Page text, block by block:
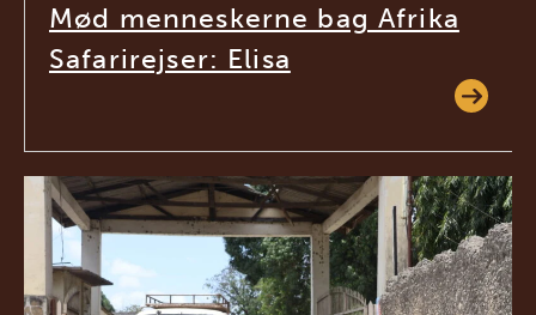
Mød menneskerne bag Afrika
Safarirejser: Elisa